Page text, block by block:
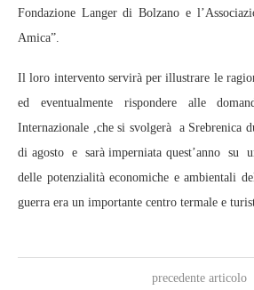
Fondazione Langer di Bolzano e
Amica”.
Il loro intervento servirà per illustrare le
ed eventualmente rispondere alle
Internazionale ,che si svolgerà a Srebrenica
di agosto e sarà imperniata quest’anno su
delle potenzialità economiche e ambientali
guerra era un importante centro termale e
precedente articolo